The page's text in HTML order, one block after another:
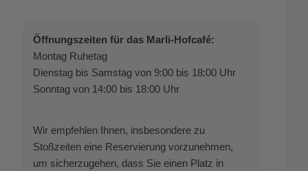
Öffnungszeiten für das Marli-Hofcafé:
Montag Ruhetag
Dienstag bis Samstag von 9:00 bis 18:00 Uhr
Sonntag von 14:00 bis 18:00 Uhr
Wir empfehlen Ihnen, insbesondere zu
Stoßzeiten eine Reservierung vorzunehmen,
um sicherzugehen, dass Sie einen Platz in